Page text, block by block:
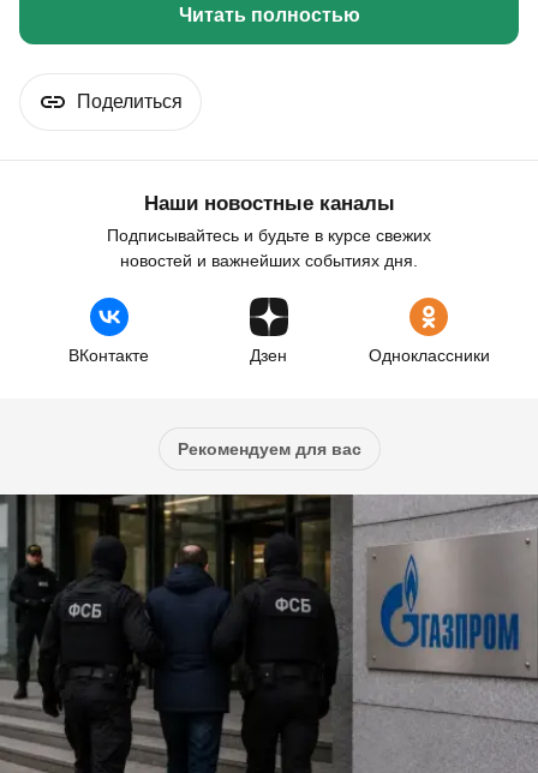
Читать полностью
Поделиться
Наши новостные каналы
Подписывайтесь и будьте в курсе свежих
новостей и важнейших событиях дня.
ВКонтакте Дзен Одноклассники
Рекомендуем для вас